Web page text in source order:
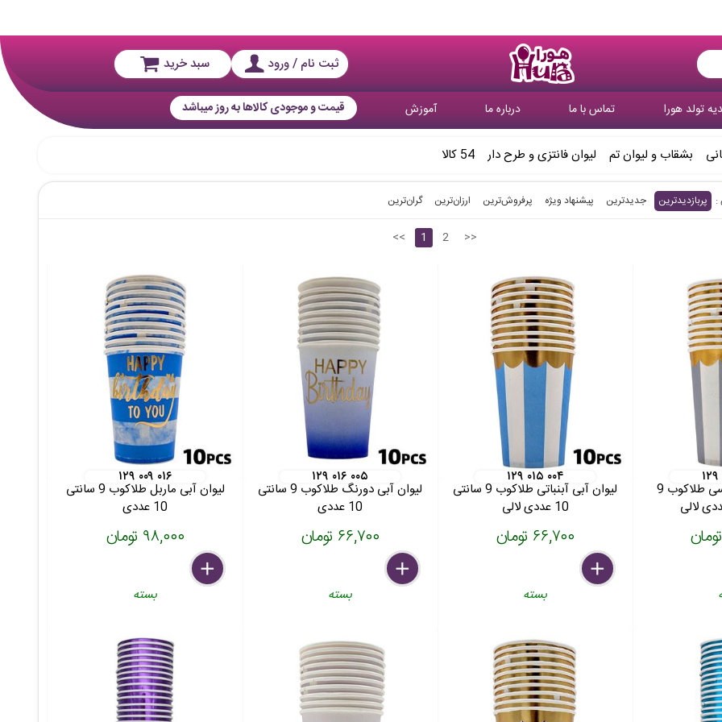
ثبت نام / ورود سبد خرید
تولد هورا تماس با ما درباره ما آموزش قیمت و موجودی کالاها به روز میباشد
بشقاب و لیوان تم لیوان فانتزی و طرح دار 54 کالا
پربازدیدترین جدیدترین پیشنهاد ویژه پرفروش‌ترین‌ ارزان‌ترین گران‌ترین
<< 1 2 >>
لیوان آبنباتی طوسی طلاکوب 9
۱۲۹ ۰۱۵ ۰۰۴
لیوان آبی آبنباتی طلاکوب 9 سانتی
10 عددی لالی
۶۶,۷۰۰ تومان
delete
remove
add
بسته
۱۲۹ ۰۱۶ ۰۰۵
لیوان آبی دورنگ طلاکوب 9 سانتی
10 عددی
۶۶,۷۰۰ تومان
delete
remove
add
بسته
۱۲۹ ۰۰۹ ۰۱۶
لیوان آبی ماربل طلاکوب 9 سانتی
10 عددی
۹۸,۰۰۰ تومان
delete
remove
add
بسته